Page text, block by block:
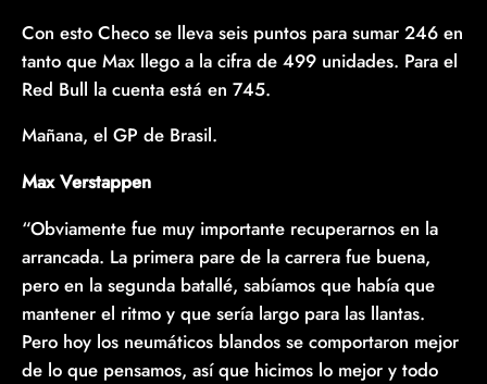
Con esto Checo se lleva seis puntos para sumar 246 en
tanto que Max llego a la cifra de 499 unidades. Para el
Red Bull la cuenta está en 745.
Mañana, el GP de Brasil.
Max Verstappen
“Obviamente fue muy importante recuperarnos en la
arrancada. La primera pare de la carrera fue buena,
pero en la segunda batallé, sabíamos que había que
mantener el ritmo y que sería largo para las llantas.
Pero hoy los neumáticos blandos se comportaron mejor
de lo que pensamos, así que hicimos lo mejor y todo